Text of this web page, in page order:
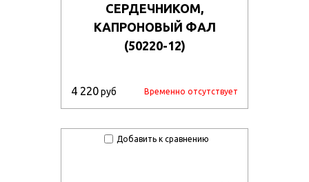
СЕРДЕЧНИКОМ,
КАПРОНОВЫЙ ФАЛ
(50220-12)
4 220руб Временно отсутствует
Добавить к сравнению